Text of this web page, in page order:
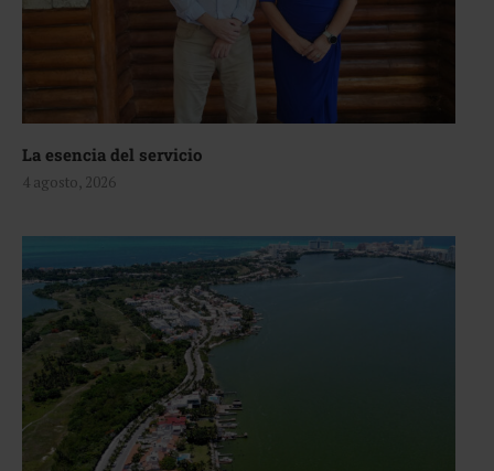
La esencia del servicio
4 agosto, 2026